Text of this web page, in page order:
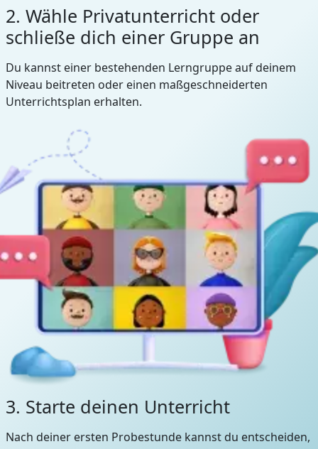
2. Wähle Privatunterricht oder
schließe dich einer Gruppe an
Du kannst einer bestehenden Lerngruppe auf deinem
Niveau beitreten oder einen maßgeschneiderten
Unterrichtsplan erhalten.
3. Starte deinen Unterricht
Nach deiner ersten Probestunde kannst du entscheiden,